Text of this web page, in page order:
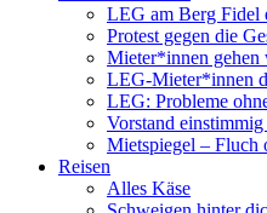
LEG am Berg Fidel
Protest gegen die
Mieter*innen gehen
LEG-Mieter*innen
LEG: Probleme
Vorstand einstimmig
Mietspiegel – Fluch
Reisen
Alles Käse